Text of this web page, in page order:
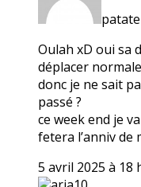
Oulah xD oui sa
déplacer
donc je ne sait
passé ?
ce week end je
fetera l’anniv de
5 avril 2025 à 18